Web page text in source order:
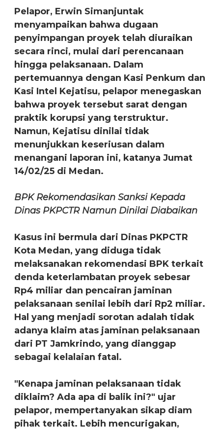
Pelapor, Erwin Simanjuntak
menyampaikan bahwa dugaan
penyimpangan proyek telah diuraikan
secara rinci, mulai dari perencanaan
hingga pelaksanaan. Dalam
pertemuannya dengan Kasi Penkum dan
Kasi Intel Kejatisu, pelapor menegaskan
bahwa proyek tersebut sarat dengan
praktik korupsi yang terstruktur.
Namun, Kejatisu dinilai tidak
menunjukkan keseriusan dalam
menangani laporan ini, katanya Jumat
14/02/25 di Medan.
BPK Rekomendasikan Sanksi Kepada
Dinas PKPCTR Namun Dinilai Diabaikan
Kasus ini bermula dari Dinas PKPCTR
Kota Medan, yang diduga tidak
melaksanakan rekomendasi BPK terkait
denda keterlambatan proyek sebesar
Rp4 miliar dan pencairan jaminan
pelaksanaan senilai lebih dari Rp2 miliar.
Hal yang menjadi sorotan adalah tidak
adanya klaim atas jaminan pelaksanaan
dari PT Jamkrindo, yang dianggap
sebagai kelalaian fatal.
"Kenapa jaminan pelaksanaan tidak
diklaim? Ada apa di balik ini?" ujar
pelapor, mempertanyakan sikap diam
pihak terkait. Lebih mencurigakan,